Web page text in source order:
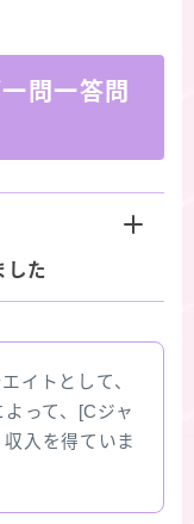
問一答問
した
イトとして、
って、[Cジャ
入を得ていま